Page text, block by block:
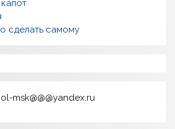
сделать самому
msk@@@yandex.ru